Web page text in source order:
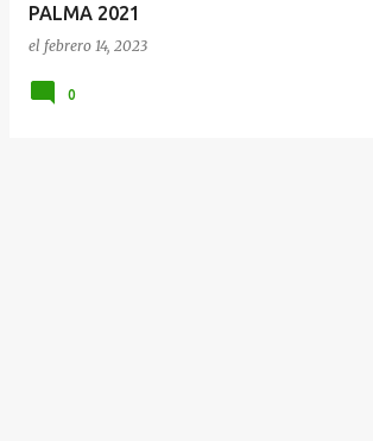
PALMA 2021
el febrero 14, 2023
0